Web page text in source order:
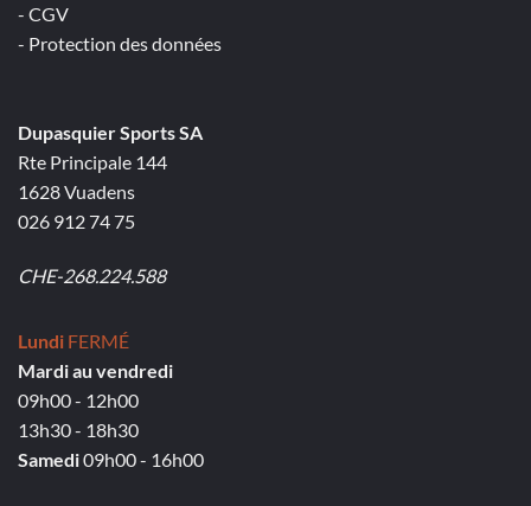
- CGV
- Protection des données
Dupasquier Sports SA
Rte Principale 144
1628 Vuadens
026 912 74 75
CHE-268.224.588
Lundi FERMÉ
Mardi au vendredi
09h00 - 12h00
13h30 - 18h30
Samedi09h00 - 16h00